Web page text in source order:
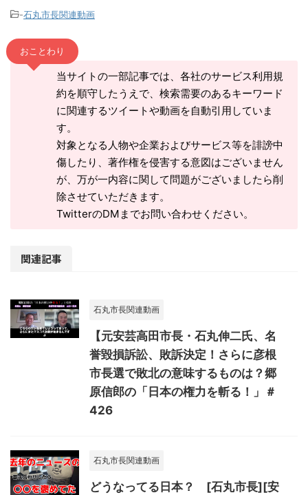
-石丸市長関連動画
おことわり
当サイトの一部記事では、各社のサービス利用規
約を順守したうえで、検索需要のあるキーワード
に関連するツイートや動画を自動引用していま
す。
対象となる人物や企業およびサービス等を誹謗中
傷したり、著作権を侵害する意図はございません
が、万が一内容に関して問題がございましたら削
除させていただきます。
TwitterのDMまでお問い合わせください。
関連記事
石丸市長関連動画
【元安芸高田市長・石丸伸二氏、名
誉毀損訴訟、敗訴決定！さらに彦根
市長選で敗北の意味するものは？郷
原信郎の「日本の権力を斬る！」＃
426
石丸市長関連動画
どうなってる日本？ [石丸市長][安